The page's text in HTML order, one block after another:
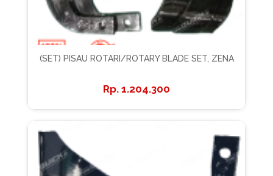
(SET) PISAU ROTARI/ROTARY BLADE SET, ZENA
1.204.300